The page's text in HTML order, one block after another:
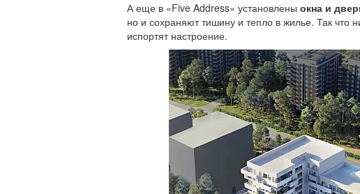
А еще в «Five Address» установлены окна и
но и сохраняют тишину и тепло в жилье. Так что
испортят настроение.